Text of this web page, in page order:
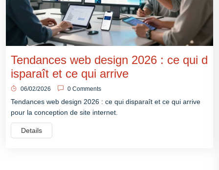
Tendances web design 2026 : ce qui d
isparaît et ce qui arrive
06/02/2026 0 Comments
Tendances web design 2026 : ce qui disparaît et ce qui arrive
pour la conception de site internet.
Details